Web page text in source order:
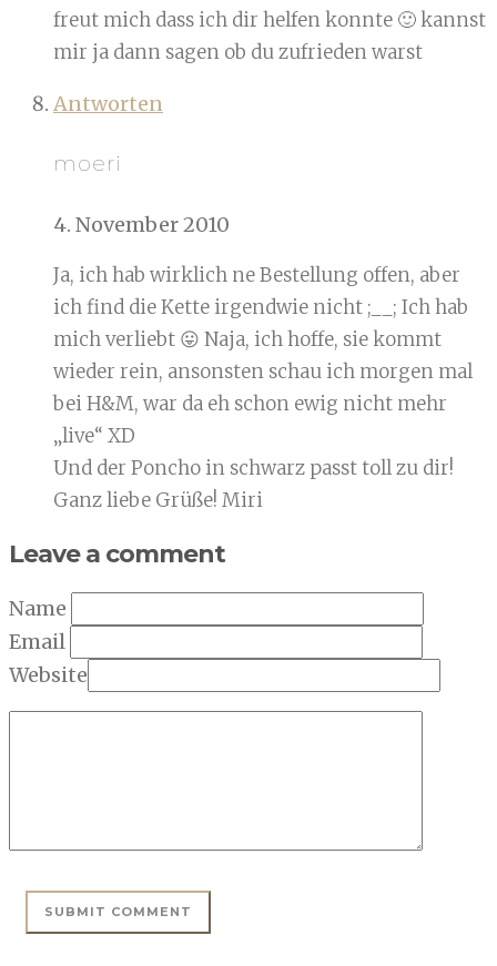
freut mich dass ich dir helfen konnte 🙂 kannst
mir ja dann sagen ob du zufrieden warst
Antworten
moeri
4. November 2010
Ja, ich hab wirklich ne Bestellung offen, aber
ich find die Kette irgendwie nicht ;__; Ich hab
mich verliebt 😛 Naja, ich hoffe, sie kommt
wieder rein, ansonsten schau ich morgen mal
bei H&M, war da eh schon ewig nicht mehr
„live“ XD
Und der Poncho in schwarz passt toll zu dir!
Ganz liebe Grüße! Miri
Leave a comment
Name
Email
Website